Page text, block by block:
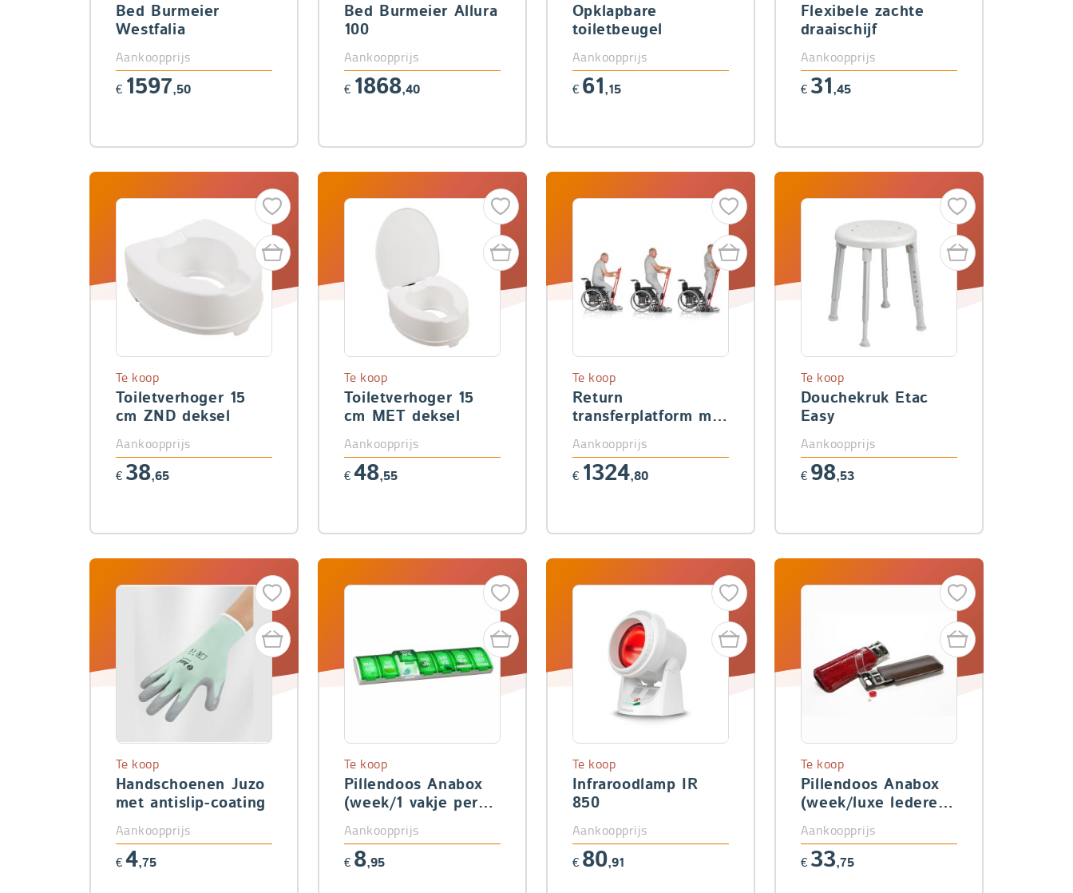
Bed Burmeier
Westfalia
Aankoopprijs
€ 1597,50
Bed Burmeier Allura
100
Aankoopprijs
€ 1868,40
Opklapbare
toiletbeugel
Aankoopprijs
€ 61,15
Flexibele zachte
draaischijf
Aankoopprijs
€ 31,45
Toiletverhoger 15
cm ZND deksel
Te koop
Aankoopprijs
€ 38,65
Toiletverhoger 15
cm MET deksel
Te koop
Aankoopprijs
€ 48,55
Return
transferplatform met
Te koop
Aankoopprijs
€ 1324,80
Douchekruk Etac
Easy
Te koop
Aankoopprijs
€ 98,53
Handschoenen Juzo
met antislip-coating
Te koop
Aankoopprijs
€ 4,75
Pillendoos Anabox
(week/1 vakje per
Te koop
Aankoopprijs
€ 8,95
Infraroodlamp IR
850
Te koop
Aankoopprijs
€ 80,91
Pillendoos Anabox
(week/luxe lederen
Te koop
Aankoopprijs
€ 33,75